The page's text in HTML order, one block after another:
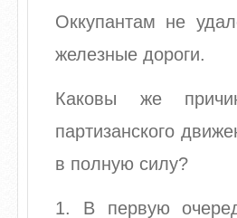
Оккупантам не
железные дороги.
Каковы же
партизанского
в полную силу?
1. В первую